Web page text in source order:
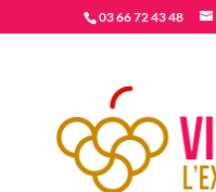
03 66 72 43 48